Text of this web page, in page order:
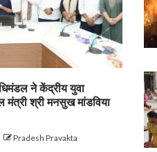
ने केंद्रीय युवा
मंत्री श्री मनसुख मांडविया
Pradesh Pravakta